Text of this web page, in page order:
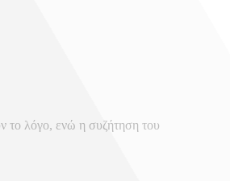
το λόγο, ενώ η συζήτηση του